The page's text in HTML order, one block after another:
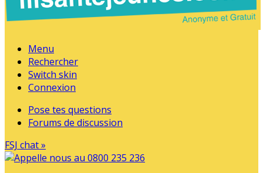
Menu
Rechercher
Switch skin
Connexion
Pose tes questions
Forums de discussion
FSJ chat »